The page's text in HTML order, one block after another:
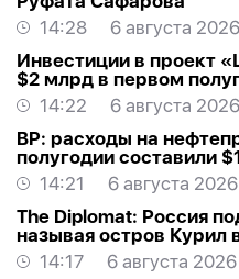
14:28
6 августа 2026
Инвестиции в проект
$2 млрд в первом
14:22
6 августа 2026
BP: расходы на
полугодии составили
14:21
6 августа 2026
The Diplomat: Россия
называя остров Курил
14:17
6 августа 2026